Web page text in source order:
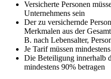
Versicherte Personen
Unternehmens sein
Der zu versichernde
Merkmalen aus der
B. nach Lebensalter,
Je Tarif müssen
Die Beteiligung innerhalb
mindestens 90% betragen